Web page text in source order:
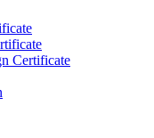
Certificate